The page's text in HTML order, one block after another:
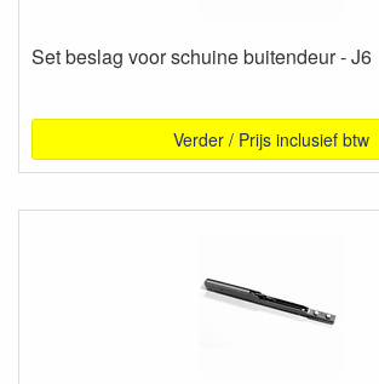
Set beslag voor schuine buitendeur - J6
Verder / Prijs inclusief btw